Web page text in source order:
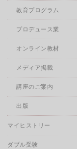
教育プログラム
プロデュース業
オンライン教材
メディア掲載
講座のご案内
出版
マイヒストリー
ダブル受験